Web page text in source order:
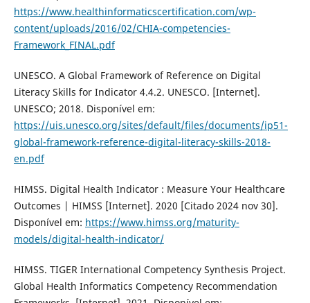
https://www.healthinformaticscertification.com/wp-
content/uploads/2016/02/CHIA-competencies-
Framework_FINAL.pdf
UNESCO. A Global Framework of Reference on Digital
Literacy Skills for Indicator 4.4.2. UNESCO. [Internet].
UNESCO; 2018. Disponível em:
https://uis.unesco.org/sites/default/files/documents/ip51-
global-framework-reference-digital-literacy-skills-2018-
en.pdf
HIMSS. Digital Health Indicator : Measure Your Healthcare
Outcomes | HIMSS [Internet]. 2020 [Citado 2024 nov 30].
Disponível em: https://www.himss.org/maturity-
models/digital-health-indicator/
HIMSS. TIGER International Competency Synthesis Project.
Global Health Informatics Competency Recommendation